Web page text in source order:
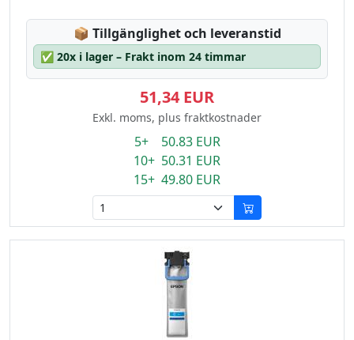
📦 Lagerstatus:
Tillgänglighet och leveranstid
✅ 20x i lager – Frakt inom 24 timmar
51,34 EUR
Exkl. moms, plus fraktkostnader
5+ 50.83 EUR
10+ 50.31 EUR
15+ 49.80 EUR